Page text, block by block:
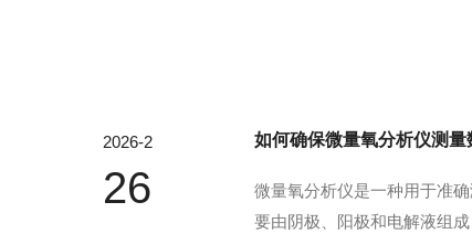
2026-2
26
如何确保微量氧分析仪测量
微量氧分析仪是一种用于准
要由阴极、阳极和电解液组